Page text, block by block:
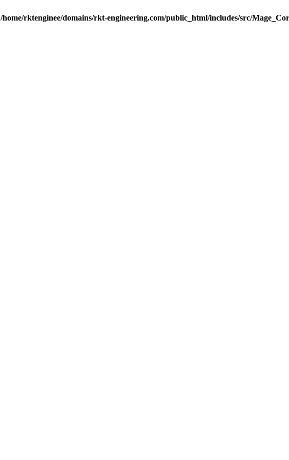
/home/rktenginee/domains/rkt-engineering.com/public_html/includes/src/